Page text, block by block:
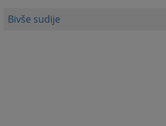
Bivše sudije